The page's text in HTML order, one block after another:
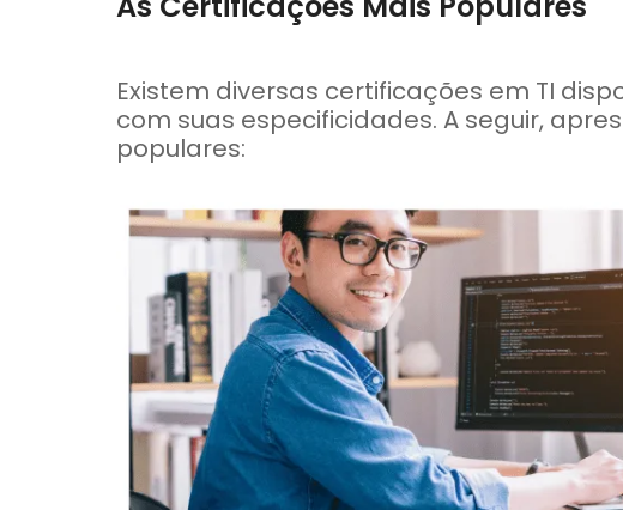
Existem diversas certificações em TI
com suas especificidades. A seguir,
populares: